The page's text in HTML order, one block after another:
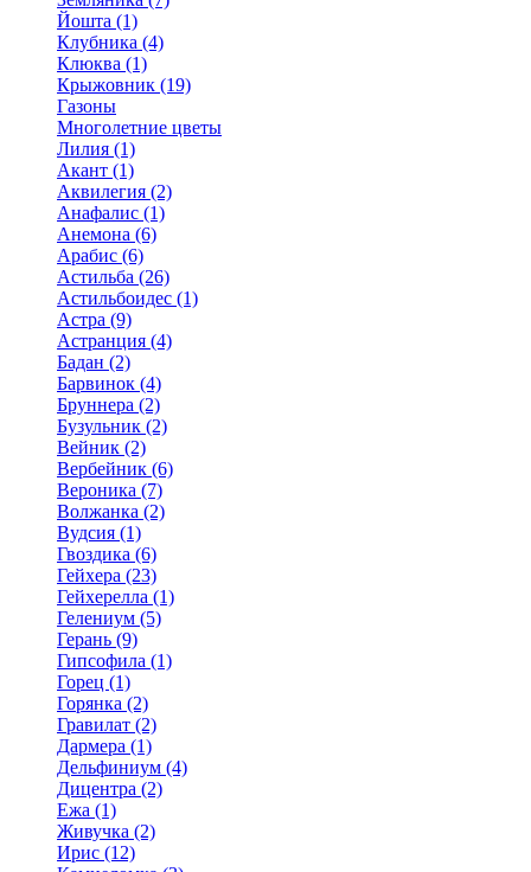
Йошта (1)
Клубника (4)
Клюква (1)
Крыжовник (19)
Газоны
Многолетние цветы
Лилия (1)
Акант (1)
Аквилегия (2)
Анафалис (1)
Анемона (6)
Арабис (6)
Астильба (26)
Астильбоидес (1)
Астра (9)
Астранция (4)
Бадан (2)
Барвинок (4)
Бруннера (2)
Бузульник (2)
Вейник (2)
Вербейник (6)
Вероника (7)
Волжанка (2)
Вудсия (1)
Гвоздика (6)
Гейхера (23)
Гейхерелла (1)
Гелениум (5)
Герань (9)
Гипсофила (1)
Горец (1)
Горянка (2)
Гравилат (2)
Дармера (1)
Дельфиниум (4)
Дицентра (2)
Ежа (1)
Живучка (2)
Ирис (12)